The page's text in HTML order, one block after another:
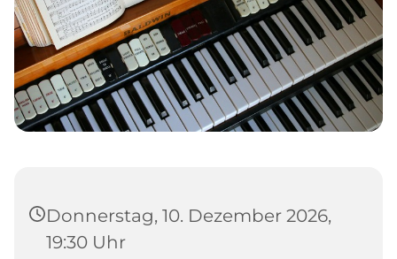
Donnerstag, 10. Dezember 2026,
19:30 Uhr